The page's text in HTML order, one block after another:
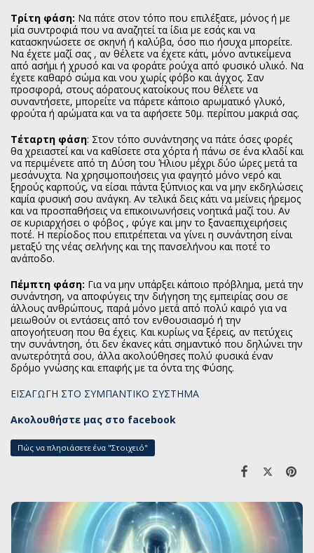
Τρίτη φάση: Να πάτε στον τόπο που επιλέξατε, μόνος ή με
μία συντροφιά που να αναζητεί τα ίδια με εσάς και να
κατασκηνώσετε σε σκηνή ή καλύβα, όσο πιο ήσυχα μπορείτε.
Να έχετε μαζί σας , αν θέλετε να έχετε κάτι, μόνο αντικείμενα
από ασήμι ή χρυσό και να φοράτε ρούχα από φυσικό υλικό. Να
έχετε καθαρό σώμα και νου χωρίς φόβο και άγχος. Σαν
προσφορά, στους αόρατους κατοίκους που θέλετε να
συναντήσετε, μπορείτε να πάρετε κάποιο αρωματικό γλυκό,
φρούτα ή αρώματα και να τα αφήσετε 50μ. περίπου μακριά σας.
Τέταρτη φάση: Στον τόπο συνάντησης να πάτε όσες φορές
θα χρειαστεί και να καθίσετε στα χόρτα ή πάνω σε ένα κλαδί και
να περιμένετε από τη Δύση του Ήλιου μέχρι δύο ώρες μετά τα
μεσάνυχτα. Να χρησιμοποιήσεις για φαγητό μόνο νερό και
ξηρούς καρπούς, να είσαι πάντα ξύπνιος και να μην εκδηλώσεις
καμία φυσική σου ανάγκη. Αν τελικά δεις κάτι να μείνεις ήρεμος
και να προσπαθήσεις να επικοινωνήσεις νοητικά μαζί του. Αν
σε κυριαρχήσει ο φόβος , φύγε και μην το ξαναεπιχειρήσεις
ποτέ. Η περίοδος που επιτρέπεται να γίνει η συνάντηση είναι
μεταξύ της νέας σελήνης και της πανσελήνου και ποτέ το
ανάποδο.
Πέμπτη φάση: Για να μην υπάρξει κάποιο πρόβλημα, μετά την
συνάντηση, να αποφύγεις την διήγηση της εμπειρίας σου σε
άλλους ανθρώπους, παρά μόνο μετά από πολύ καιρό για να
μειωθούν οι εντάσεις από τον ενθουσιασμό ή την
απογοήτευση που θα έχεις. Και κυρίως να ξέρεις, αν πετύχεις
την συνάντηση, ότι δεν έκανες κάτι σημαντικό που δηλώνει την
ανωτερότητά σου, άλλα ακολούθησες πολύ φυσικά έναν
δρόμο γνώσης και επαφής με τα όντα της Φύσης.
ΕΙΣΑΓΩΓΗ ΣΤΟ ΣΥΜΠΑΝΤΙΚΟ ΣΥΣΤΗΜΑ
Ακολουθήστε μας στο facebook
Πώς να πλησιάσετε ένα "Στοιχειό"